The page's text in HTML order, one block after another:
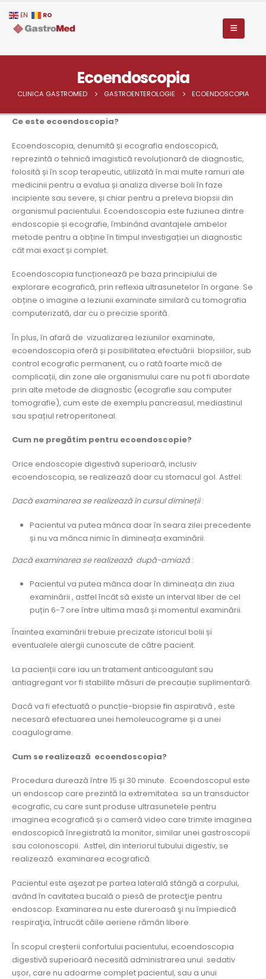
Ecoendoscopia
CLINICA GASTROMED GASTROENTEROLOGIE ECOENDOSCOPIA
Ce este ecoendoscopia?
Ecoendoscopia, denumită și ecografia endoscopică,
reprezintă o tehnică imagistică revoluționară de diagnostic,
folosită și în scop terapeutic, utilizată în mai multe ramuri ale
medicinii pentru a evalua și analiza diverse boli în faze
incipiente sau severe, și chiar pentru a preleva biopsii din
organismul pacientului. Ecoendoscopia este fuziunea dintre
endoscopie și ecografie, îmbinând avantajele ambelor
metode pentru a obține în timpul investigației un diagnostic
cât mai exact și complet.
Ecoendoscopia funcționează pe baza principiului de
explorare ecografică, prin reflexia ultrasunetelor în organe. Se
obține o imagine a leziunii examinate similară cu tomografia
computerizată, dar cu o precizie sporită.
În plus, în afară de vizualizarea leziunilor examinate,
ecoendoscopia oferă și posibilitatea efectuării biopsiilor, sub
control ecografic permanent, cu o rată foarte mică de
complicații, din zone ale organismului care nu pot fi abordate
prin alte metode de diagnostic (ecografie sau computer
tomografie), cum este de exemplu pancreasul, mediastinul
sau spațiul retroperitoneal.
Cum ne pregătim pentru ecoendoscopie?
Orice endoscopie digestivă superioară, inclusiv
ecoendoscopia, se realizează doar cu stomacul gol. Astfel:
Dacă examinarea se realizează în cursul dimineții:
Pacientul va putea mânca doar în seara zilei precedente
și nu va mânca nimic în dimineața examinării.
Dacă examinarea se realizează după-amiază:
Pacientul va putea mânca doar în dimineața din ziua
examinării , astfel încât să existe un interval liber de cel
puțin 6-7 ore între ultima masă și momentul examinării.
Înaintea examinării trebuie precizate istoricul bolii și
eventualele alergii cunoscute de către pacient.
La pacienții care iau un tratament anticoagulant sau
antiagregant vor fi stabilite măsuri de precauție suplimentară.
Dacă va fi efectuată o puncție-biopsie fin aspirativă , este
necesară efectuarea unei hemoleucograme și a unei
coagulograme.
Cum se realizează ecoendoscopia?
Procedura durează între 15 și 30 minute. Ecoendoscopul este
un endoscop care prezintă la extremitatea sa un transductor
ecografic, cu care sunt produse ultrasunetele pentru
imaginea ecografică și o cameră video care trimite imaginea
endoscopică înregistrată la monitor, similar unei gastroscopii
sau colonoscopii. Astfel, din interiorul tubului digestiv, se
realizează examinarea ecografică.
Pacientul este aşezat pe partea laterală stângă a corpului,
având în cavitatea bucală o piesă de protecţie pentru
endoscop. Examinarea nu este dureroasă şi nu împiedică
respiraţia, întrucât căile aeriene rămân libere.
În scopul creșterii confortului pacientului, ecoendoscopia
digestivă superioară necesită administrarea unui sedativ
ușor, care nu adoarme complet pacientul, sau a unui
EN RO